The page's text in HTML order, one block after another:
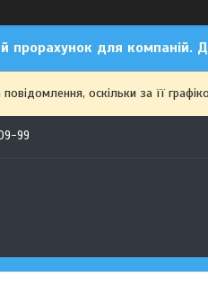
прорахунок для компаній.
оскільки за її
99